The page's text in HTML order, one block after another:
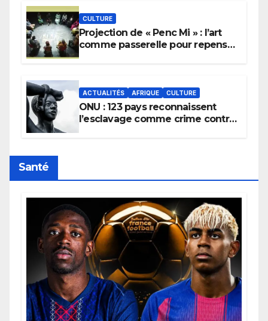
CULTURE
Projection de « Penc Mi » : l’art
comme passerelle pour repenser
ACTUALITÉS AFRIQUE CULTURE
ONU : 123 pays reconnaissent
l’esclavage comme crime contre
Santé